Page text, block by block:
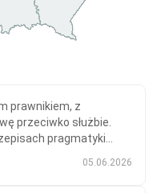
prawnikiem, z
przeciwko służbie.
pragmatyki...
05.06.2026